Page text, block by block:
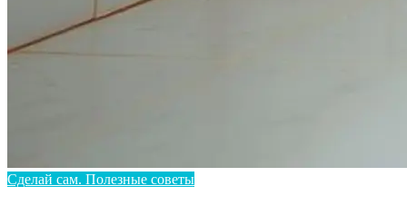
Сделай сам. Полезные советы